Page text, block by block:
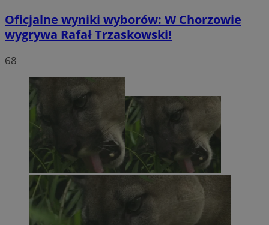
Oficjalne wyniki wyborów: W Chorzowie
wygrywa Rafał Trzaskowski!
68